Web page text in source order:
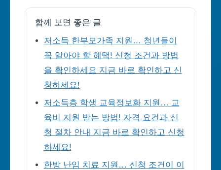
함께 보면 좋은 글
저소득 한부모가족 지원… 청년들이
꼭 알아야 할 혜택! 신청 조건과 방법
을 확인하세요 지금 바로 확인하고 신
청하세요!
저소득층 학생 교육정보화 지원… 교
육비 지원 받는 방법! 자격 요건과 신
청 절차 안내 지금 바로 확인하고 신청
하세요!
한방 난임 치료 지원… 신청 조건이 이